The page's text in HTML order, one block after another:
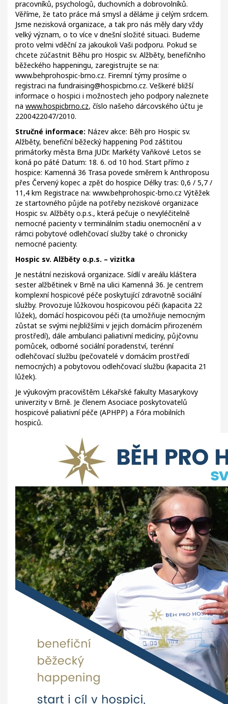
pracovníků, psychologů, duchovních a dobrovolníků.
Věříme, že tato práce má smysl a děláme ji celým srdcem.
Jsme nezisková organizace, a tak pro nás měly dary vždy
velký význam, o to více v dnešní složité situaci. Budeme
proto velmi vděční za jakoukoli Vaši podporu. Pokud se
chcete zúčastnit Běhu pro Hospic sv. Alžběty, benefičního
běžeckého happeningu, zaregistrujte se na:
www.behprohospic-brno.cz. Firemní týmy prosíme o
registraci na fundraising@hospicbrno.cz. Veškeré bližší
informace o hospici i možnostech jeho podpory naleznete
na www.hospicbrno.cz, číslo našeho dárcovského účtu je
2200422047/2010.
Stručné informace: Název akce: Běh pro Hospic sv.
Alžběty, benefiční běžecký happening Pod záštitou
primátorky města Brna JUDr. Markéty Vaňkové Letos se
koná po páté Datum: 18. 6. od 10 hod. Start přímo z
hospice: Kamenná 36 Trasa povede směrem k Anthroposu
přes Červený kopec a zpět do hospice Délky tras: 0,6 / 5,7 /
11,4 km Registrace na: www.behprohospic-brno.cz Výtěžek
ze startovného půjde na potřeby neziskové organizace
Hospic sv. Alžběty o.p.s., která pečuje o nevyléčitelně
nemocné pacienty v terminálním stadiu onemocnění a v
rámci pobytové odlehčovací služby také o chronicky
nemocné pacienty.
Hospic sv. Alžběty o.p.s. – vizitka
Je nestátní nezisková organizace. Sídlí v areálu kláštera
sester alžbětinek v Brně na ulici Kamenná 36. Je centrem
komplexní hospicové péče poskytující zdravotně sociální
služby. Provozuje lůžkovou hospicovou péči (kapacita 22
lůžek), domácí hospicovou péči (ta umožňuje nemocným
zůstat se svými nejbližšími v jejich domácím přirozeném
prostředí), dále ambulanci paliativní medicíny, půjčovnu
pomůcek, odborné sociální poradenství, terénní
odlehčovací službu (pečovatelé v domácím prostředí
nemocných) a pobytovou odlehčovací službu (kapacita 21
lůžek).
Je výukovým pracovištěm Lékařské fakulty Masarykovy
univerzity v Brně. Je členem Asociace poskytovatelů
hospicové paliativní péče (APHPP) a Fóra mobilních
hospiců.